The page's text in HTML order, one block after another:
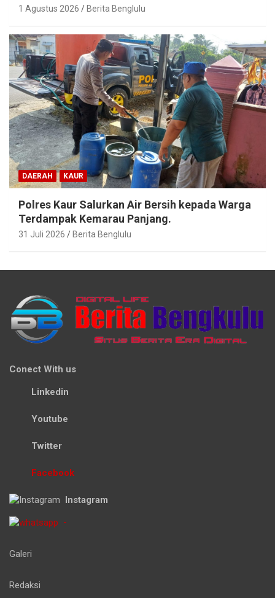
1 Agustus 2026 Berita Benglulu
DAERAH KAUR
Polres Kaur Salurkan Air Bersih kepada Warga
Terdampak Kemarau Panjang.
31 Juli 2026 Berita Benglulu
Conect With us
Linkedin
Youtube
Twitter
Facebook
Instagram
-
Galeri
Redaksi